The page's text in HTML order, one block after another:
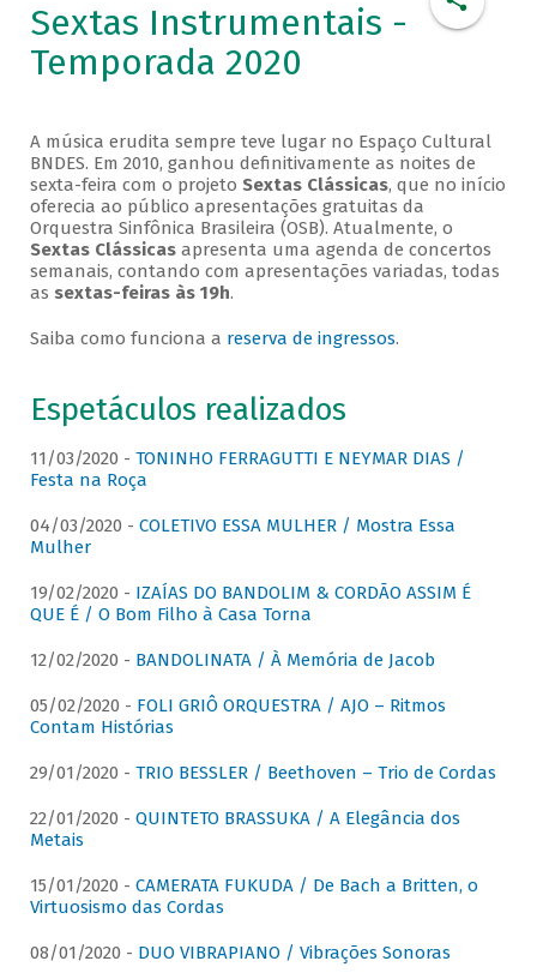
Sextas Instrumentais -
Temporada 2020
A música erudita sempre teve lugar no Espaço Cultural
BNDES. Em 2010, ganhou definitivamente as noites de
sexta-feira com o projeto Sextas Clássicas, que no início
oferecia ao público apresentações gratuitas da
Orquestra Sinfônica Brasileira (OSB). Atualmente, o
Sextas Clássicasapresenta uma agenda de concertos
semanais, contando com apresentações variadas, todas
as sextas-feiras às 19h.
Saiba como funciona a reserva de ingressos.
Espetáculos realizados
11/03/2020 - TONINHO FERRAGUTTI E NEYMAR DIAS /
Festa na Roça
04/03/2020 - COLETIVO ESSA MULHER / Mostra Essa
Mulher
19/02/2020 - IZAÍAS DO BANDOLIM & CORDÃO ASSIM É
QUE É / O Bom Filho à Casa Torna
12/02/2020 - BANDOLINATA / À Memória de Jacob
05/02/2020 - FOLI GRIÔ ORQUESTRA / AJO – Ritmos
Contam Histórias
29/01/2020 - TRIO BESSLER / Beethoven – Trio de Cordas
22/01/2020 - QUINTETO BRASSUKA / A Elegância dos
Metais
15/01/2020 - CAMERATA FUKUDA / De Bach a Britten, o
Virtuosismo das Cordas
08/01/2020 - DUO VIBRAPIANO / Vibrações Sonoras